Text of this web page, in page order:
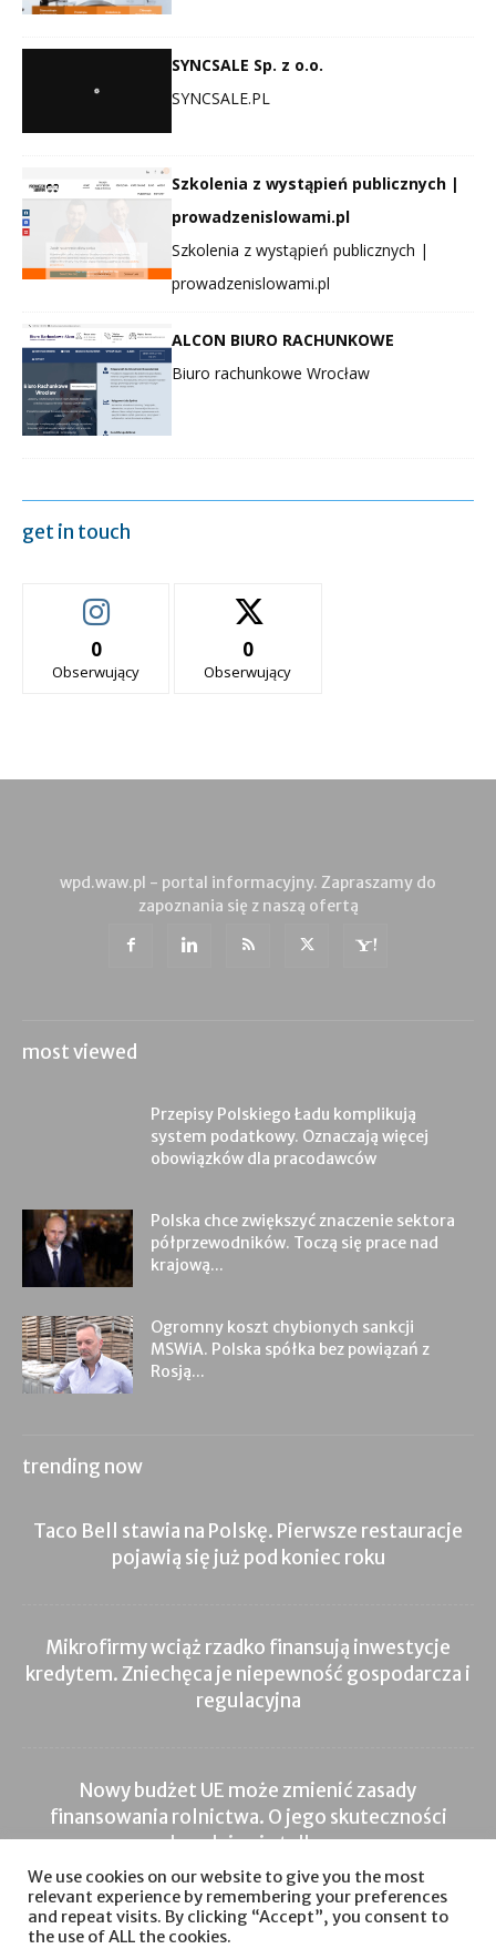
SYNCSALE Sp. z o.o.
SYNCSALE.PL
Szkolenia z wystąpień publicznych |
prowadzenislowami.pl
Szkolenia z wystąpień publicznych |
prowadzenislowami.pl
ALCON BIURO RACHUNKOWE
Biuro rachunkowe Wrocław
get in touch
0
Obserwujący
0
Obserwujący
wpd.waw.pl - portal informacyjny. Zapraszamy do
zapoznania się z naszą ofertą
most viewed
Przepisy Polskiego Ładu komplikują
system podatkowy. Oznaczają więcej
obowiązków dla pracodawców
Polska chce zwiększyć znaczenie sektora
półprzewodników. Toczą się prace nad
krajową...
Ogromny koszt chybionych sankcji
MSWiA. Polska spółka bez powiązań z
Rosją...
trending now
Taco Bell stawia na Polskę. Pierwsze restauracje
pojawią się już pod koniec roku
Mikrofirmy wciąż rzadko finansują inwestycje
kredytem. Zniechęca je niepewność gospodarcza i
regulacyjna
Nowy budżet UE może zmienić zasady
finansowania rolnictwa. O jego skuteczności
zdecyduje nie tylko...
Inwestycje Nieruchomości
We use cookies on our website to give you the most
relevant experience by remembering your preferences
and repeat visits. By clicking “Accept”, you consent to
the use of ALL the cookies.